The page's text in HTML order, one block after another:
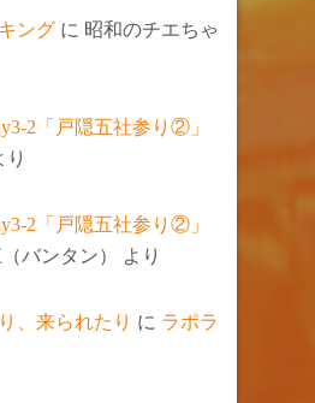
ング に 昭和のチエちゃ
2「戸隠五社参り②」
り
2「戸隠五社参り②」
バンタン） より
、来られたり に ラポラ